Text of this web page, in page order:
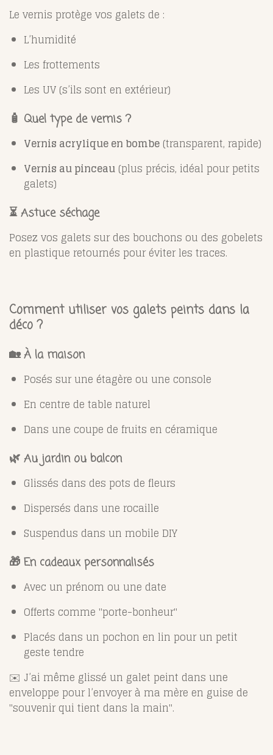
Le vernis protège vos galets de :
L’humidité
Les frottements
Les UV (s’ils sont en extérieur)
🧴 Quel type de vernis ?
Vernis acrylique en bombe (transparent, rapide)
Vernis au pinceau (plus précis, idéal pour petits
galets)
⏳ Astuce séchage
Posez vos galets sur des bouchons ou des gobelets
en plastique retournés pour éviter les traces.
Comment utiliser vos galets peints dans la
déco ?
🏡 À la maison
Posés sur une étagère ou une console
En centre de table naturel
Dans une coupe de fruits en céramique
🌿 Au jardin ou balcon
Glissés dans des pots de fleurs
Dispersés dans une rocaille
Suspendus dans un mobile DIY
🎁 En cadeaux personnalisés
Avec un prénom ou une date
Offerts comme "porte-bonheur"
Placés dans un pochon en lin pour un petit
geste tendre
✉️ J’ai même glissé un galet peint dans une
enveloppe pour l’envoyer à ma mère en guise de
"souvenir qui tient dans la main".